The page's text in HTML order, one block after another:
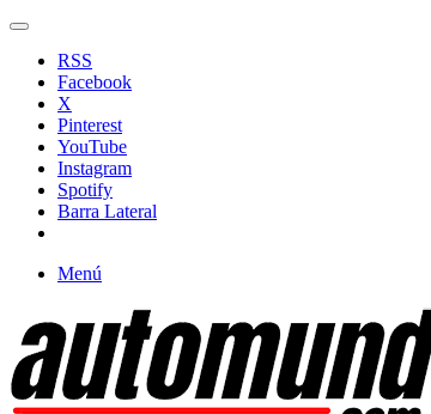
RSS
Facebook
X
Pinterest
YouTube
Instagram
Spotify
Barra Lateral
Menú